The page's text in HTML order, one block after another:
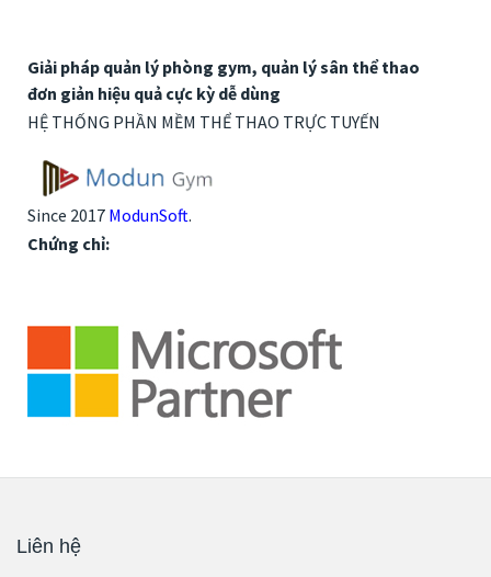
Giải pháp quản lý phòng gym, quản lý sân thể thao
đơn giản hiệu quả cực kỳ dễ dùng
HỆ THỐNG PHẦN MỀM THỂ THAO TRỰC TUYẾN
Since 2017 ModunSoft.
Chứng chỉ:
Liên hệ